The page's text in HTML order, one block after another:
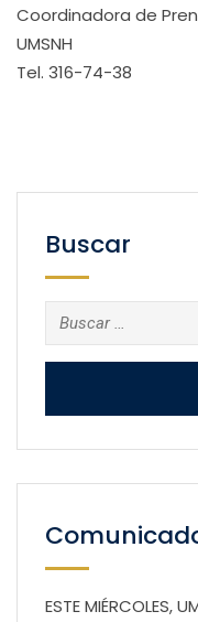
Coordinadora de
UMSNH
Tel. 316-74-38
Buscar
Buscar:
ESTE MIÉRCOLES,